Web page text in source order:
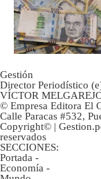
Gestión
Director Periodístico
VÍCTOR
© Empresa Editora El
Calle Paracas #532,
Copyright© |
reservados
SECCIONES:
Portada -
Economía -